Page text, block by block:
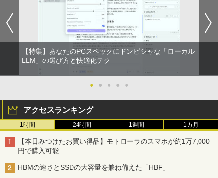
【特集】あなたのPCスペックにドンピシャな「ローカル
LLM」の選び方と快適化テク
● ● ● ● ●
アクセスランキング
1時間 24時間 1週間 1カ月
【本日みつけたお買い得品】モトローラのスマホが約1万7,000
円で購入可能
HBMの速さとSSDの大容量を兼ね備えた「HBF」